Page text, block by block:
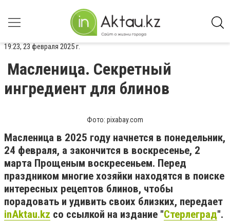
19:23, 23 февраля 2025 г.
Масленица. Секретный
ингредиент для блинов
Фото: pixabay.com
Масленица в 2025 году начнется в понедельник,
24 февраля, а закончится в воскресенье, 2
марта Прощеным воскресеньем. Перед
праздником многие хозяйки находятся в поиске
интересных рецептов блинов, чтобы
порадовать и удивить своих близких, передает
inAktau.kz со ссылкой на издание "Стерлеград".